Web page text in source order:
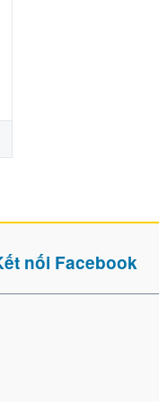
nối Facebook